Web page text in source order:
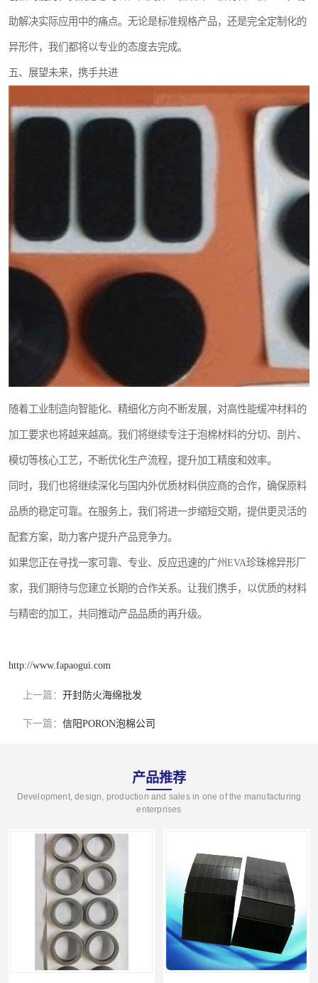
助解决实际应用中的痛点。无论是标准规格产品，还是完全定制化的
异形件，我们都将以专业的态度去完成。
五、展望未来，携手共进
随着工业制造向智能化、精细化方向不断发展，对高性能缓冲材料的
加工要求也将越来越高。我们将继续专注于泡棉材料的分切、剖片、
模切等核心工艺，不断优化生产流程，提升加工精度和效率。
同时，我们也将继续深化与国内外优质材料供应商的合作，确保原料
品质的稳定可靠。在服务上，我们将进一步缩短交期，提供更灵活的
配套方案，助力客户提升产品竞争力。
如果您正在寻找一家可靠、专业、反应迅速的广州EVA珍珠棉异形厂
家，我们期待与您建立长期的合作关系。让我们携手，以优质的材料
与精密的加工，共同推动产品品质的再升级。
http://www.fapaogui.com
上一篇： 开封防火海绵批发
下一篇： 信阳PORON泡棉公司
产品推荐
Development, design, production and sales in one of the manufacturing
enterprises